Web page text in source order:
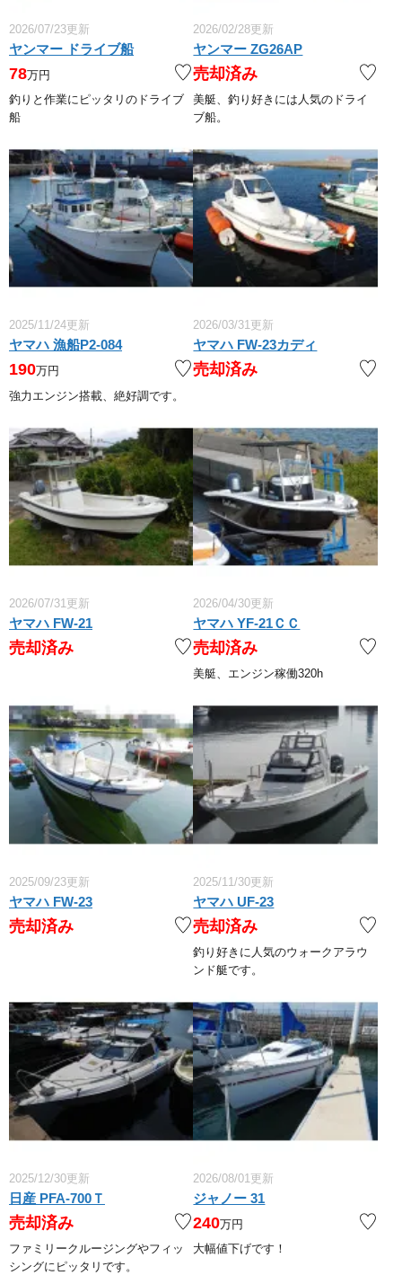
2026/07/23更新
ヤンマー ドライブ船
78万円
釣りと作業にピッタリのドライブ
船
2026/02/28更新
ヤンマー ZG26AP
売却済み
美艇、釣り好きには人気のドライ
ブ船。
2025/11/24更新
ヤマハ 漁船P2-084
190万円
強力エンジン搭載、絶好調です。
2026/03/31更新
ヤマハ FW-23カディ
売却済み
2026/07/31更新
ヤマハ FW-21
売却済み
2026/04/30更新
ヤマハ YF-21ＣＣ
売却済み
美艇、エンジン稼働320h
2025/09/23更新
ヤマハ FW-23
売却済み
2025/11/30更新
ヤマハ UF-23
売却済み
釣り好きに人気のウォークアラウ
ンド艇です。
2025/12/30更新
日産 PFA-700Ｔ
売却済み
ファミリークルージングやフィッ
シングにピッタリです。
2026/08/01更新
ジャノー 31
240万円
大幅値下げです！